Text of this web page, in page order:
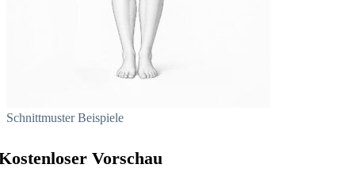
Schnittmuster Beispiele
Vorschau